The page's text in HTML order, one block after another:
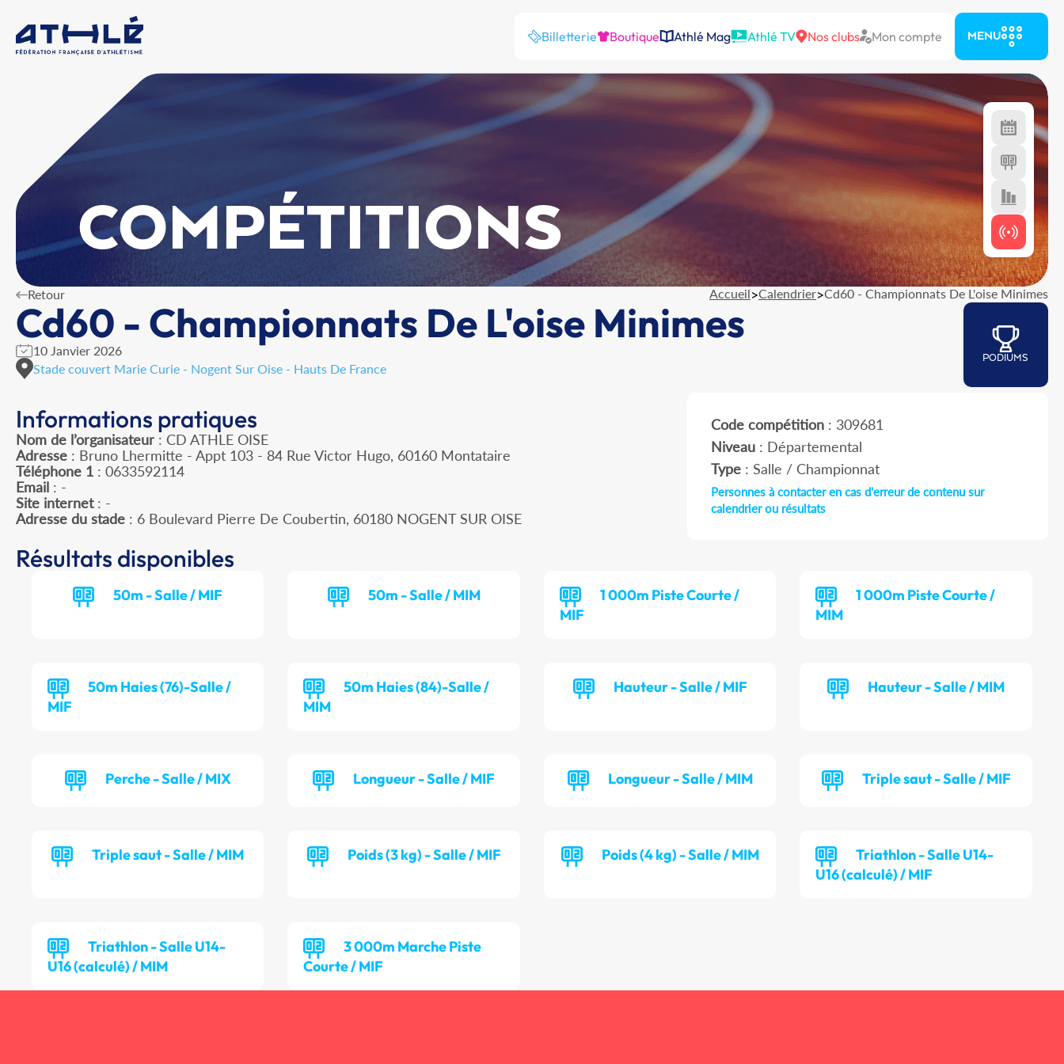
Billetterie Boutique Athlé Mag Athlé TV Nos clubs Mon compte MENU
COMPÉTITIONS
Retour Accueil>Calendrier>Cd60 - Championnats De L'oise Minimes
Cd60 - Championnats De L'oise Minimes
10 Janvier 2026
Stade couvert Marie Curie - Nogent Sur Oise - Hauts De France
PODIUMS
Informations pratiques
Nom de l’organisateur : CD ATHLE OISE
Adresse : Bruno Lhermitte - Appt 103 - 84 Rue Victor Hugo, 60160 Montataire
Téléphone 1 : 0633592114
Email : -
Site internet: -
Adresse du stade : 6 Boulevard Pierre De Coubertin, 60180 NOGENT SUR OISE
Code compétition: 309681
Niveau: Départemental
Type: Salle / Championnat
Personnes à contacter en cas d'erreur de contenu sur
calendrier ou résultats
Résultats disponibles
50m - Salle / MIF 50m - Salle / MIM
1 000m Piste Courte /
MIF
1 000m Piste Courte /
MIM
50m Haies (76)-Salle /
MIF
50m Haies (84)-Salle /
MIM
Hauteur - Salle / MIF Hauteur - Salle / MIM
Perche - Salle / MIX Longueur - Salle / MIF Longueur - Salle / MIM Triple saut - Salle / MIF
Triple saut - Salle / MIM Poids (3 kg) - Salle / MIF Poids (4 kg) - Salle / MIM
Triathlon - Salle U14-
U16 (calculé) / MIF
Triathlon - Salle U14-
U16 (calculé) / MIM
3 000m Marche Piste
Courte / MIF